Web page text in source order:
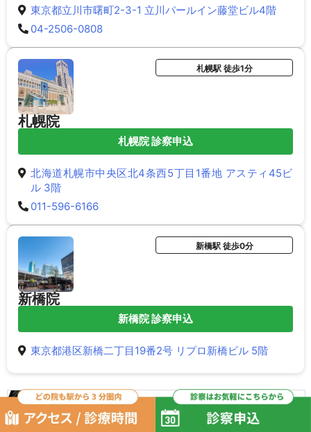
東京都立川市曙町2-3-1 立川パールイン藤堂ビル4階
04-2506-0808
札幌院
札幌駅 徒歩1分
札幌院 診察申込
北海道札幌市中央区北4条西5丁目1番地 アスティ45ビ
ル 3階
011-596-6166
新橋院
新橋駅 徒歩0分
新橋院 診察申込
東京都港区新橋二丁目19番2号 リプロ新橋ビル 5階